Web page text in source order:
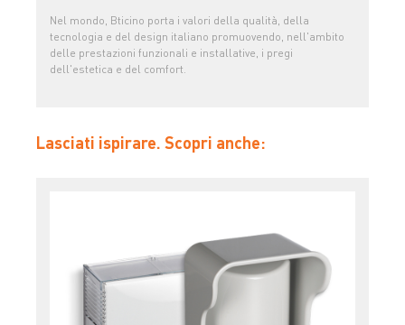
Nel mondo, Bticino porta i valori della qualità, della
tecnologia e del design italiano promuovendo, nell'ambito
delle prestazioni funzionali e installative, i pregi
dell'estetica e del comfort.
Lasciati ispirare. Scopri anche: